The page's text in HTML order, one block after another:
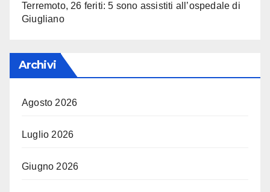
Terremoto, 26 feriti: 5 sono assistiti all’ospedale di
Giugliano
Archivi
Agosto 2026
Luglio 2026
Giugno 2026